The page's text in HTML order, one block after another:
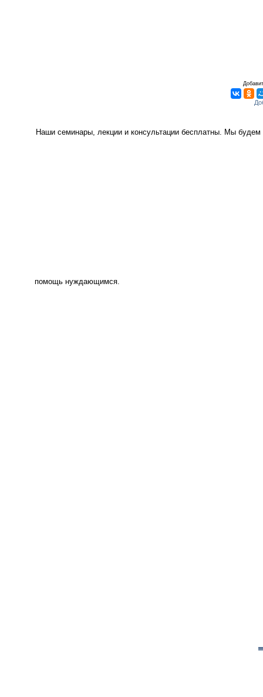
Наши семинары, лекции и консультации бесплатны. Мы
помощь нуждающимся.